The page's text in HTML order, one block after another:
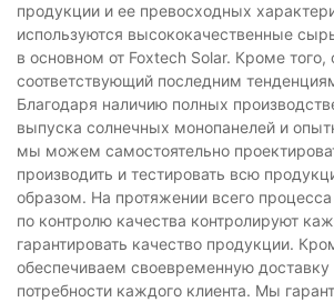
продукции и ее превосходных
используются высококачественные
в основном от Foxtech Solar. Кроме
соответствующий последним
Благодаря наличию полных
выпуска солнечных монопанелей и
мы можем самостоятельно
производить и тестировать всю
образом. На протяжении всего
по контролю качества контролируют
гарантировать качество продукции.
обеспечиваем своевременную доставку
потребности каждого клиента. Мы